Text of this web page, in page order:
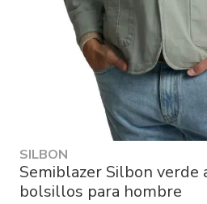
SILBON
Semiblazer Silbon verde
bolsillos para hombre